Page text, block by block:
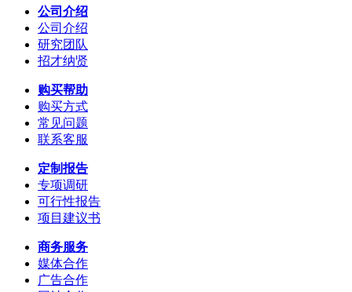
公司介绍
公司介绍
研究团队
招才纳贤
购买帮助
购买方式
常见问题
联系客服
定制报告
专项调研
可行性报告
项目建议书
商务服务
媒体合作
广告合作